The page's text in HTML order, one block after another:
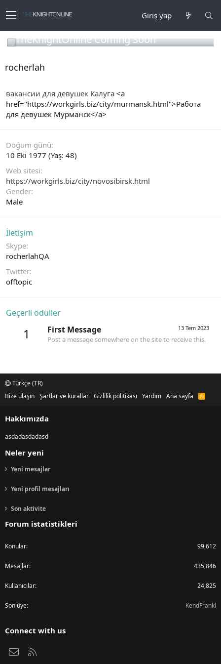
Giriş yap
TheKnightOnline Coming Soon
rocherlah
вакансии для девушек Калуга <a
href="https://workgirls.biz/city/murmansk.html">Работа
для девушек Мурманск</a>
Doğum günü
10 Eki 1977 (Yaş: 48)
Web sitesi
https://workgirls.biz/city/novosibirsk.html
Gender
Male
İletişim
Skype
rocherlahQA
Twitter
offtopic
Geçerli ödüller
1 13 Tem 2023
First Message
Post a message somewhere on the site to receive this.
Türkçe (TR)
Bize ulaşın Şartlar ve kurallar Gizlilik politikası Yardım Ana sayfa
R
Hakkımızda
asdadasdadasd
Neler yeni
Yeni mesajlar
Yeni profil mesajları
Son aktivite
Forum istatistikleri
Konular 99,612
Mesajlar 435,846
Kullanıcılar 24,825
Son üye KendFrankl
Connect with us
Bize ulaşın